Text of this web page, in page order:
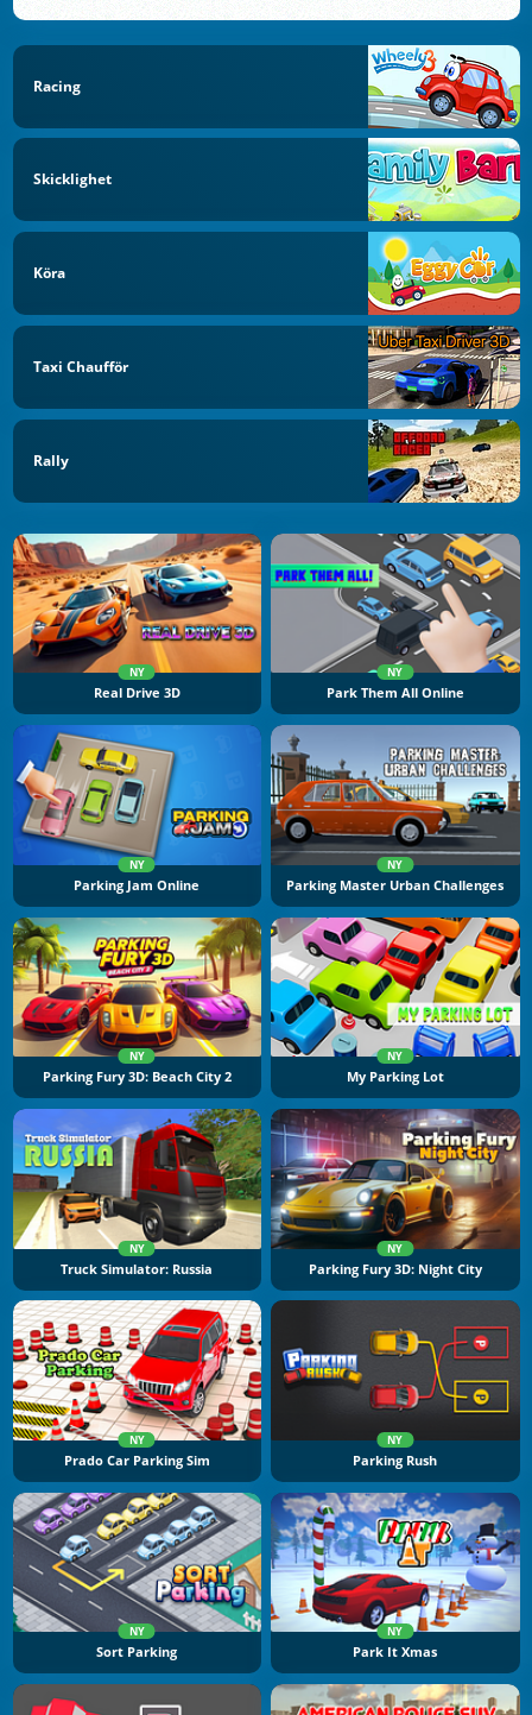
Racing
Skicklighet
Köra
Taxi Chaufför
Rally
NY
Real Drive 3D
NY
Park Them All Online
NY
Parking Jam Online
NY
Parking Master Urban Challenges
NY
Parking Fury 3D: Beach City 2
NY
My Parking Lot
NY
Truck Simulator: Russia
NY
Parking Fury 3D: Night City
NY
Prado Car Parking Sim
NY
Parking Rush
NY
Sort Parking
NY
Park It Xmas